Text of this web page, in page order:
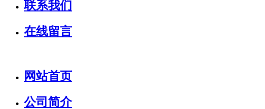
联系我们
在线留言
网站首页
公司简介